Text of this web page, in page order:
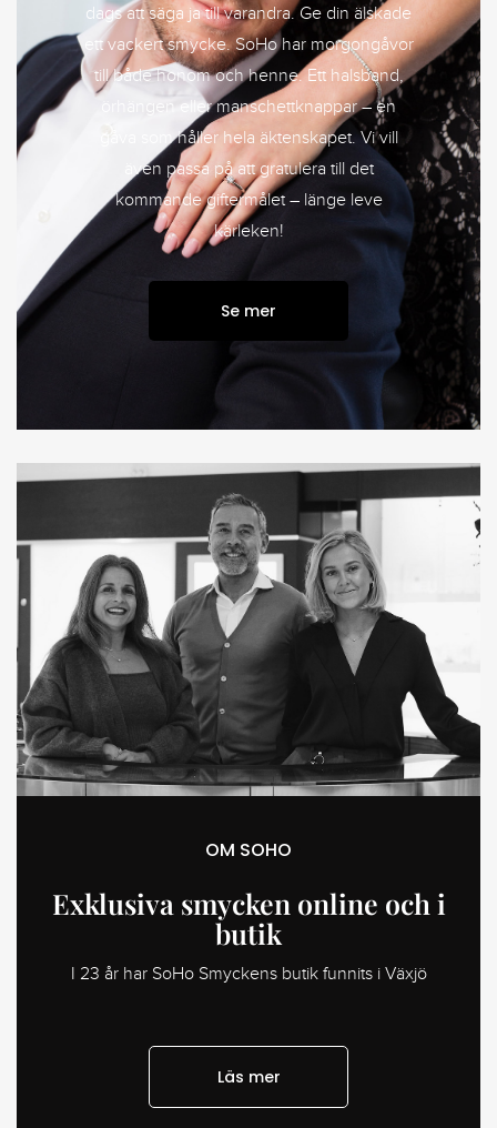
dags att säga ja till varandra. Ge din älskade
ett vackert smycke. SoHo har morgongåvor
till både honom och henne. Ett halsband,
örhängen eller manschettknappar – en
gåva som håller hela äktenskapet. Vi vill
även passa på att gratulera till det
kommande giftermålet – länge leve
kärleken!
Se mer
OM SOHO
Exklusiva smycken online och i
butik
I 23 år har SoHo Smyckens butik funnits i Växjö
Läs mer